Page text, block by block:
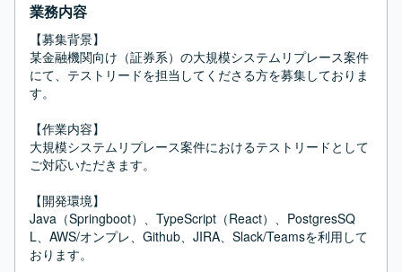
業務内容
【募集背景】
某金融機関向け（証券系）の大規模システムリプレース案件
にて、テストリードを担当してくださる方を募集しておりま
す。
【作業内容】
大規模システムリプレース案件におけるテストリードとして
ご対応いただきます。
【開発環境】
Java（Springboot）、TypeScript（React）、PostgresSQ
L、AWS/オンプレ、Github、JIRA、Slack/Teamsを利用して
おります。